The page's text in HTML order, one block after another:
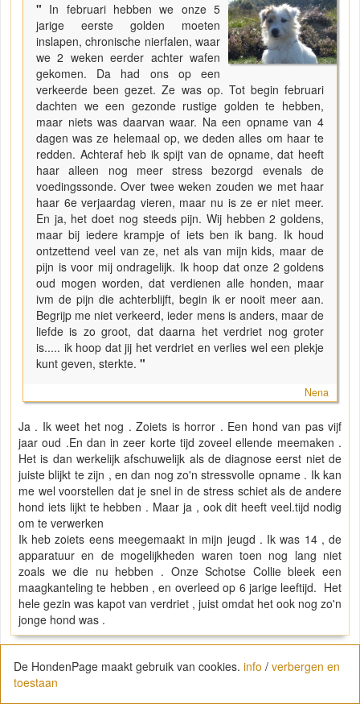
" In februari hebben we onze 5
jarige eerste golden moeten
inslapen, chronische nierfalen, waar
we 2 weken eerder achter wafen
gekomen. Da had ons op een
verkeerde been gezet. Ze was op. Tot begin februari
dachten we een gezonde rustige golden te hebben,
maar niets was daarvan waar. Na een opname van 4
dagen was ze helemaal op, we deden alles om haar te
redden. Achteraf heb ik spijt van de opname, dat heeft
haar alleen nog meer stress bezorgd evenals de
voedingssonde. Over twee weken zouden we met haar
haar 6e verjaardag vieren, maar nu is ze er niet meer.
En ja, het doet nog steeds pijn. Wij hebben 2 goldens,
maar bij iedere krampje of iets ben ik bang. Ik houd
ontzettend veel van ze, net als van mijn kids, maar de
pijn is voor mij ondragelijk. Ik hoop dat onze 2 goldens
oud mogen worden, dat verdienen alle honden, maar
ivm de pijn die achterblijft, begin ik er nooit meer aan.
Begrijp me niet verkeerd, ieder mens is anders, maar de
liefde is zo groot, dat daarna het verdriet nog groter
is..... ik hoop dat jij het verdriet en verlies wel een plekje
kunt geven, sterkte. "
Nena
Ja . Ik weet het nog . Zoiets is horror . Een hond van pas vijf
jaar oud .En dan in zeer korte tijd zoveel ellende meemaken .
Het is dan werkelijk afschuwelijk als de diagnose eerst niet de
juiste blijkt te zijn , en dan nog zo'n stressvolle opname . Ik kan
me wel voorstellen dat je snel in de stress schiet als de andere
hond iets lijkt te hebben . Maar ja , ook dit heeft veel.tijd nodig
om te verwerken
Ik heb zoiets eens meegemaakt in mijn jeugd . Ik was 14 , de
apparatuur en de mogelijkheden waren toen nog lang niet
zoals we die nu hebben . Onze Schotse Collie bleek een
maagkanteling te hebben , en overleed op 6 jarige leeftijd. Het
hele gezin was kapot van verdriet , juist omdat het ook nog zo'n
jonge hond was .
Caroline
De HondenPage maakt gebruik van cookies. info / verbergen en
toestaan